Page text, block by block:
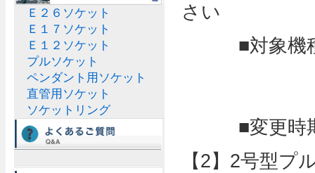
さい
■対象機種
■変更時期
【2】2号型プ
Ｅ２６ソケット
Ｅ１７ソケット
Ｅ１２ソケット
プルソケット
ペンダント用ソケット
直管用ソケット
ソケットリング